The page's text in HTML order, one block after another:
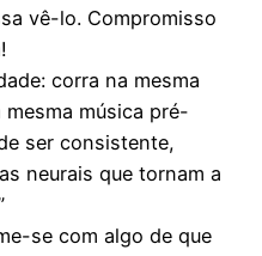
vê-lo. Compromisso
corra na mesma
música pré-
ser consistente,
neurais que tornam a
se com algo de que